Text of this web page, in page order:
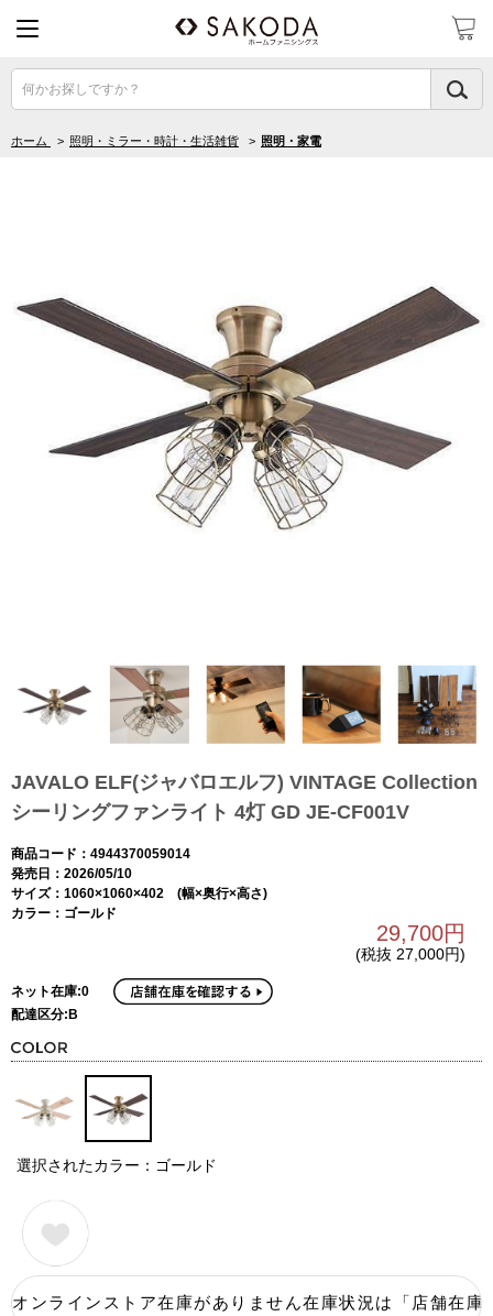
何かお探しですか？
ホーム > 照明・ミラー・時計・生活雑貨 > 照明・家電
JAVALO ELF(ジャバロエルフ) VINTAGE Collection
シーリングファンライト 4灯 GD JE-CF001V
商品コード：4944370059014
発売日：2026/05/10
サイズ：1060×1060×402 (幅×奥行×高さ)
カラー：ゴールド
29,700円
(税抜 27,000円)
ネット在庫:0
配達区分:B
選択されたカラー：ゴールド